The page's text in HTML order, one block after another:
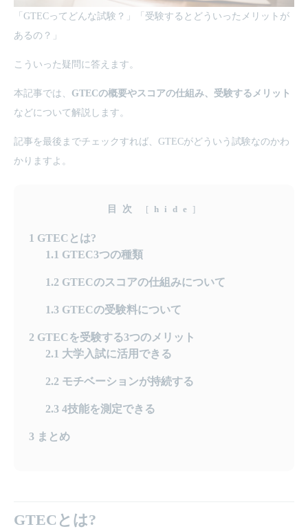
「GTECってどんな試験？」「受験するとどういったメリットが
あるの？」
こういった疑問に答えます。
本記事では、 GTECの概要やスコアの仕組み、受験するメリット
などについて解説します。
記事を最後までチェックすれば、GTECがどういう試験なのかわ
かりますよ。
目次 [ hide ]
1 GTECとは?
1.1 GTEC3つの種類
1.2 GTECのスコアの仕組みについて
1.3 GTECの受験料について
2 GTECを受験する3つのメリット
2.1 大学入試に活用できる
2.2 モチベーションが持続する
2.3 4技能を測定できる
3 まとめ
GTECとは?